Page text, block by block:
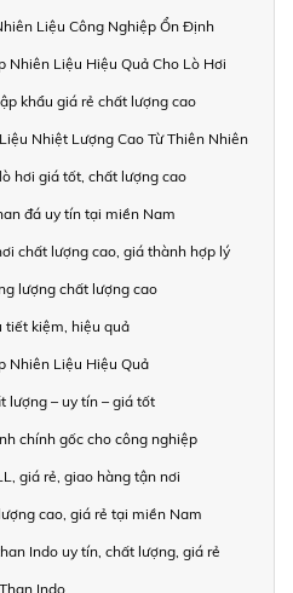
Liệu Công Nghiệp Ổn Định
Nhiên Liệu Hiệu Quả Cho Lò Hơi
khẩu giá rẻ chất lượng cao
Nhiệt Lượng Cao Từ Thiên Nhiên
hơi giá tốt, chất lượng cao
đá uy tín tại miền Nam
chất lượng cao, giá thành hợp lý
lượng chất lượng cao
tiết kiệm, hiệu quả
Nhiên Liệu Hiệu Quả
lượng – uy tín – giá tốt
chính gốc cho công nghiệp
giá rẻ, giao hàng tận nơi
cao, giá rẻ tại miền Nam
Indo uy tín, chất lượng, giá rẻ
Indo